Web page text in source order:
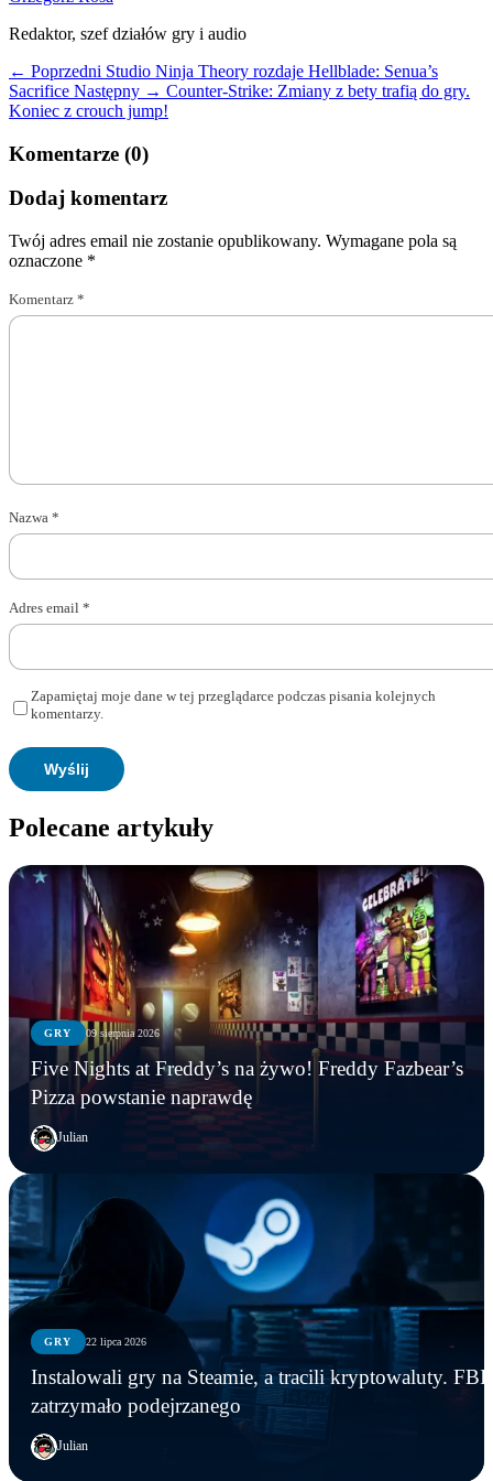
Redaktor, szef działów gry i audio
← Poprzedni Studio Ninja Theory rozdaje Hellblade: Senua’s
Sacrifice Następny → Counter-Strike: Zmiany z bety trafią do gry.
Koniec z crouch jump!
Komentarze (0)
Dodaj komentarz
Twój adres email nie zostanie opublikowany. Wymagane pola są
oznaczone *
Komentarz *
Nazwa *
Adres email *
Zapamiętaj moje dane w tej przeglądarce podczas pisania kolejnych
komentarzy.
Polecane artykuły
GRY 09 sierpnia 2026
Five Nights at Freddy’s na żywo! Freddy Fazbear’s
Pizza powstanie naprawdę
Julian
GRY 22 lipca 2026
Instalowali gry na Steamie, a tracili kryptowaluty. FBI
zatrzymało podejrzanego
Julian